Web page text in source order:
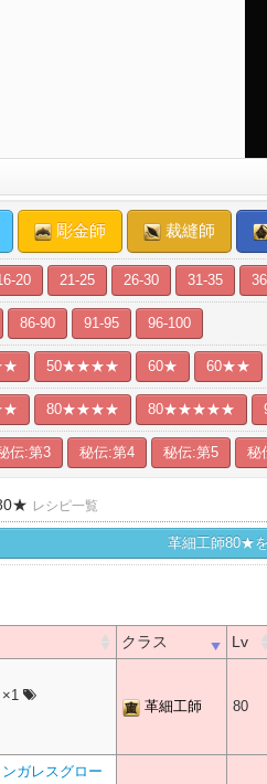
彫金師 裁縫師
20 21-25 26-30 31-35
86-90 91-95 96-100
50★★★★ 60★ 60★★
80★★★★ 80★★★★★
伝:第3 秘伝:第4 秘伝:第5 秘
レシピ一覧
革細工師80★
クラス Lv
×1
革細工師 80
ガレスグロー